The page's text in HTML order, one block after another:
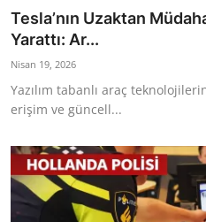
Tesla’nın Uzaktan
Yarattı: Ar...
Nisan 19, 2026
Yazılım tabanlı araç
erişim ve güncell...